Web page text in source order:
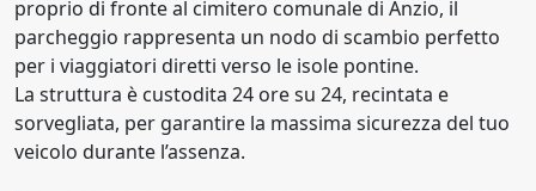
proprio di fronte al cimitero comunale di Anzio, il
parcheggio rappresenta un nodo di scambio perfetto
per i viaggiatori diretti verso le isole pontine.
La struttura è custodita 24 ore su 24, recintata e
sorvegliata, per garantire la massima sicurezza del tuo
veicolo durante l’assenza.